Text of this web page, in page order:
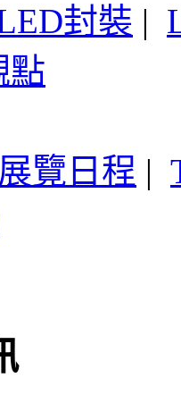
封裝 |
點
展覽日程 |